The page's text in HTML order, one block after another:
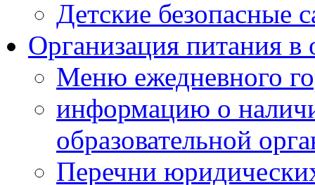
Детские безопасные
Организация питания в
Меню ежедневного
информацию о
образовательной
Перечни